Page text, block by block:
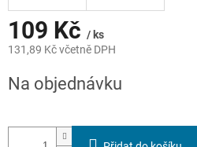
109 Kč / ks
131,89 Kč včetně DPH
cena:
Na objednávku